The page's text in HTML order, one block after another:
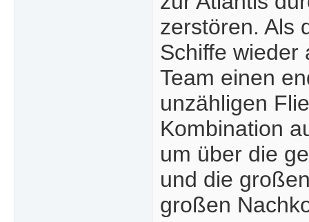
zerstören. Als
Schiffe wieder
Team einen
unzähligen
Kombination
um über die
und die
großen